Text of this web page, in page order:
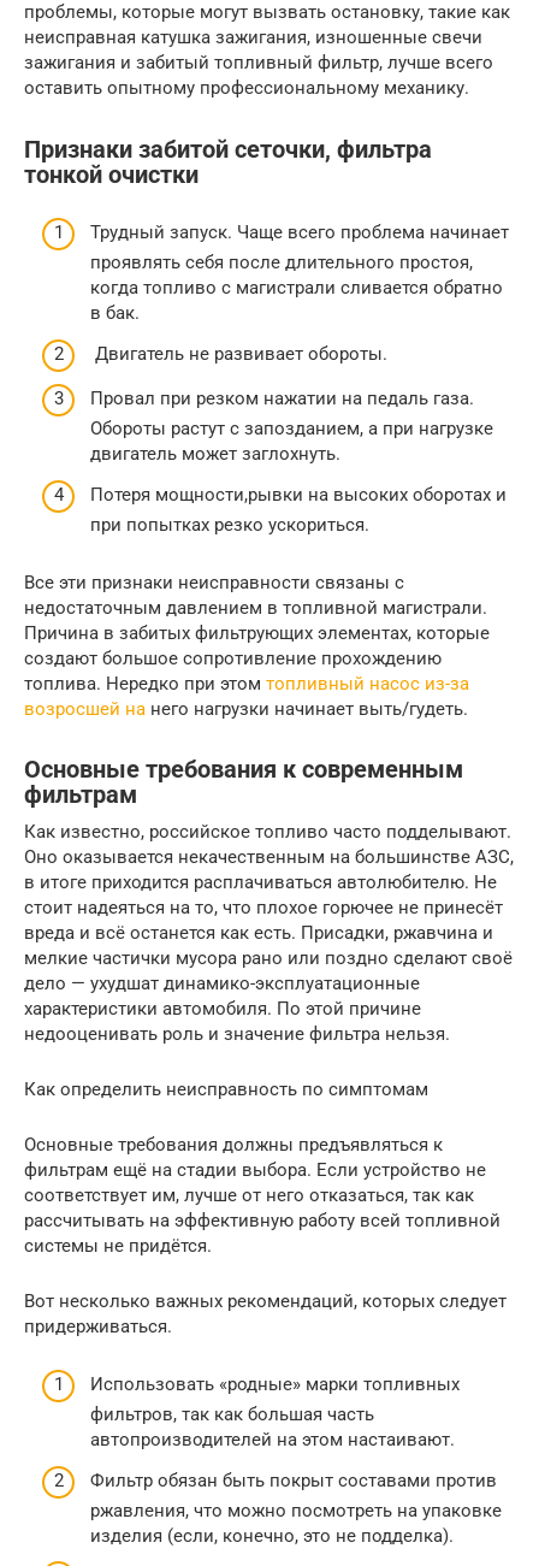
проблемы, которые могут вызвать остановку, такие как
неисправная катушка зажигания, изношенные свечи
зажигания и забитый топливный фильтр, лучше всего
оставить опытному профессиональному механику.
Признаки забитой сеточки, фильтра
тонкой очистки
Трудный запуск. Чаще всего проблема начинает
проявлять себя после длительного простоя,
когда топливо с магистрали сливается обратно
в бак.
Двигатель не развивает обороты.
Провал при резком нажатии на педаль газа.
Обороты растут с запозданием, а при нагрузке
двигатель может заглохнуть.
Потеря мощности,рывки на высоких оборотах и
при попытках резко ускориться.
Все эти признаки неисправности связаны с
недостаточным давлением в топливной магистрали.
Причина в забитых фильтрующих элементах, которые
создают большое сопротивление прохождению
топлива. Нередко при этом топливный насос из-за
возросшей на него нагрузки начинает выть/гудеть.
Основные требования к современным
фильтрам
Как известно, российское топливо часто подделывают.
Оно оказывается некачественным на большинстве АЗС,
в итоге приходится расплачиваться автолюбителю. Не
стоит надеяться на то, что плохое горючее не принесёт
вреда и всё останется как есть. Присадки, ржавчина и
мелкие частички мусора рано или поздно сделают своё
дело — ухудшат динамико-эксплуатационные
характеристики автомобиля. По этой причине
недооценивать роль и значение фильтра нельзя.
Как определить неисправность по симптомам
Основные требования должны предъявляться к
фильтрам ещё на стадии выбора. Если устройство не
соответствует им, лучше от него отказаться, так как
рассчитывать на эффективную работу всей топливной
системы не придётся.
Вот несколько важных рекомендаций, которых следует
придерживаться.
Использовать «родные» марки топливных
фильтров, так как большая часть
автопроизводителей на этом настаивают.
Фильтр обязан быть покрыт составами против
ржавления, что можно посмотреть на упаковке
изделия (если, конечно, это не подделка).